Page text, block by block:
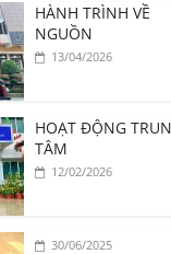
HÀNH TRÌNH VỀ
NGUỒN
13/04/2026
HOẠT ĐỘNG
TÂM
12/02/2026
30/06/2025